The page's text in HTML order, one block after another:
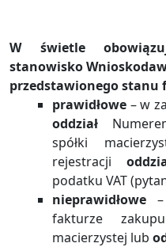
W świetle
stanowisko
przedstawionego stanu
prawidłowe – w
oddział
spółki
rejestracji
podatku VAT
nieprawidłowe
fakturze
macierzystej lub